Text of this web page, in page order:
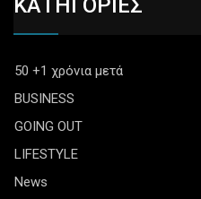
ΚΑΤΗΓΟΡΙΕΣ
50 +1 χρόνια μετά
BUSINESS
GOING OUT
LIFESTYLE
News